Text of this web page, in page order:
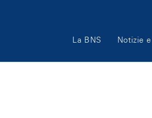
Main
Navigation
La BNS Notizie